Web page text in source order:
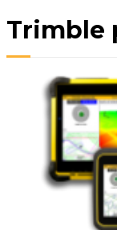
Trimble